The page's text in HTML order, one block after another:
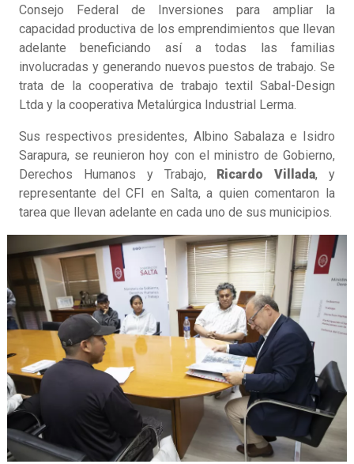
Consejo Federal de Inversiones para ampliar la
capacidad productiva de los emprendimientos que llevan
adelante beneficiando así a todas las familias
involucradas y generando nuevos puestos de trabajo. Se
trata de la cooperativa de trabajo textil Sabal-Design
Ltda y la cooperativa Metalúrgica Industrial Lerma.
Sus respectivos presidentes, Albino Sabalaza e Isidro
Sarapura, se reunieron hoy con el ministro de Gobierno,
Derechos Humanos y Trabajo, Ricardo Villada, y
representante del CFI en Salta, a quien comentaron la
tarea que llevan adelante en cada uno de sus municipios.